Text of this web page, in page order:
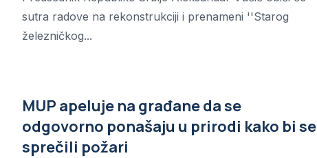
sutra radove na rekonstrukciji i prenameni ''Starog
železničkog...
MUP apeluje na građane da se
odgovorno ponašaju u prirodi kako bi se
sprečili požari